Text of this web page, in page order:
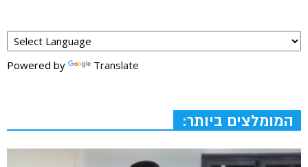
Powered by Translate
המומלצים ביותר: